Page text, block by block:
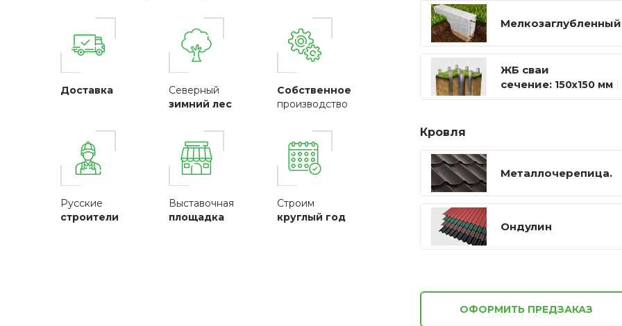
Доставка
Северный
зимний лес
Собственное
производство
Русские
строители
Выставочная
площадка
Строим
круглый год
ЖБ сваи
сечение: 150х150 мм
Кровля
Металлочерепица.
Ондулин
ОФОРМИТЬ ПРЕДЗАКАЗ